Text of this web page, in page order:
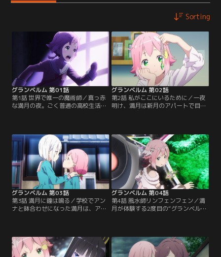
Sorting
グランベルム 第01話
第1話 世界で唯一の魔術師／真っ赤
な満月の夜。ごく普通の高校生活を
ランベルム”に巻き込まれてしま
う。そこで出会った少女・新月から
この世界がかつて魔法で溢れていた
ことを説明され、戸惑い逃げる満月
だが…！？【提供：バンダイチャン
ネル】
グランベルム 第02話
第2話 私がここにいるために／一夜
明け、満月は新月のアパートで目を
覚ます。自宅に帰った満月は新月か
思が無いという満月の記憶を消そう
とするが、うまく術が成功しない。
半ば諦め気味の新月に、満月は改め
て“グランベルム”について尋ねたの
だった…。【提供：バンダイチャン
ネル】
グランベルム 第03話
第3話 満月に鐘は鳴る／学校でアン
ナと鉢合わせになった満月は、アン
月は“グランベルム”に参加すること
を告げる。満月に手伝いを申し出た
グランベルム 第04話
第4話 風水師リンフェンフェン／満
月が体験する2度目の“グランベル
開始する。遠距離攻撃を得意とする
「ジーグァンロン」に苦戦する満月